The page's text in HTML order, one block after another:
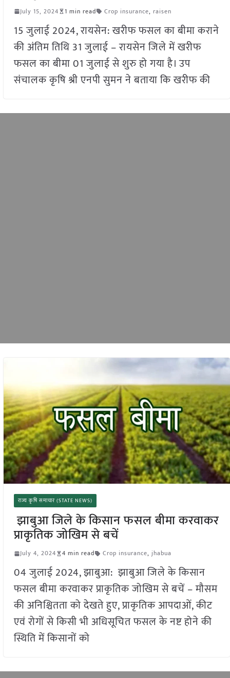
July 15, 2024 1 min read Crop insurance, raisen
15 जुलाई 2024, रायसेन: खरीफ फसल का बीमा कराने
की अंतिम तिथि 31 जुलाई – रायसेन जिले में खरीफ
फसल का बीमा 01 जुलाई से शुरु हो गया है। उप
संचालक कृषि श्री एनपी सुमन ने बताया कि खरीफ की
राज्य कृषि समाचार (STATE NEWS)
झाबुआ जिले के किसान फसल बीमा करवाकर
प्राकृतिक जोखिम से बचें
July 4, 2024 4 min read Crop insurance, jhabua
04 जुलाई 2024, झाबुआ: झाबुआ जिले के किसान
फसल बीमा करवाकर प्राकृतिक जोखिम से बचें – मौसम
की अनिश्चितता को देखते हुए, प्राकृतिक आपदाओं, कीट
एवं रोगों से किसी भी अधिसूचित फसल के नष्ट होने की
स्थिति में किसानों को